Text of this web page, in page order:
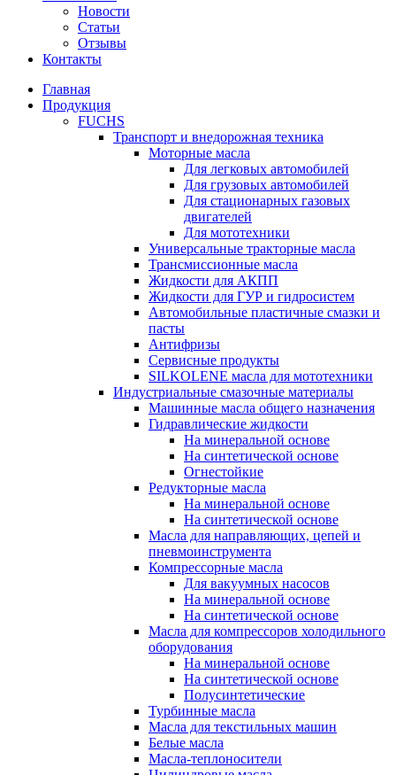
Новости
Статьи
Отзывы
Контакты
Главная
Продукция
FUCHS
Транспорт и внедорожная техника
Моторные масла
Для легковых автомобилей
Для грузовых автомобилей
Для стационарных газовых
двигателей
Для мототехники
Универсальные тракторные масла
Трансмиссионные масла
Жидкости для АКПП
Жидкости для ГУР и гидросистем
Автомобильные пластичные смазки и
пасты
Антифризы
Сервисные продукты
SILKOLENE масла для мототехники
Индустриальные смазочные материалы
Машинные масла общего назначения
Гидравлические жидкости
На минеральной основе
На синтетической основе
Огнестойкие
Редукторные масла
На минеральной основе
На синтетической основе
Масла для направляющих, цепей и
пневмоинструмента
Компрессорные масла
Для вакуумных насосов
На минеральной основе
На синтетической основе
Масла для компрессоров холодильного
оборудования
На минеральной основе
На синтетической основе
Полусинтетические
Турбинные масла
Масла для текстильных машин
Белые масла
Масла-теплоносители